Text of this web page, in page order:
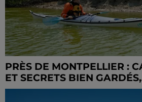
PRÈS DE MONTPELLIER :
ET SECRETS BIEN